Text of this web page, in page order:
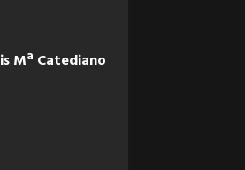
Mª Catediano